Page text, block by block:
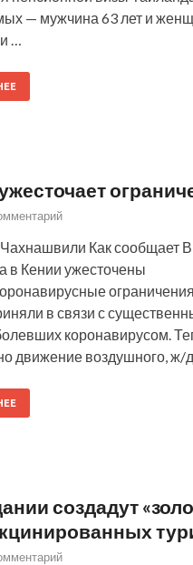
— мужчина 63 лет и
…
Как сообщает
в Кении ужесточены
в связи с
коронавирусом.
движение воздушного, ж/
создадут